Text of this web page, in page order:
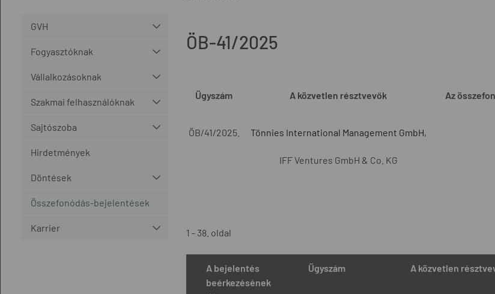
GVH
Fogyasztóknak
Vállalkozásoknak
Szakmai felhasználóknak
Sajtószoba
Hirdetmények
Döntések
Összefonódás-bejelentések
Karrier
ÖB-41/2025
Ügyszám A közvetlen résztvevők Az
ÖB/41/2025. Tönnies International Management GmbH,
IFF Ventures GmbH & Co. KG
1 - 38. oldal
A bejelentés
beérkezésének
Ügyszám A közvetlen